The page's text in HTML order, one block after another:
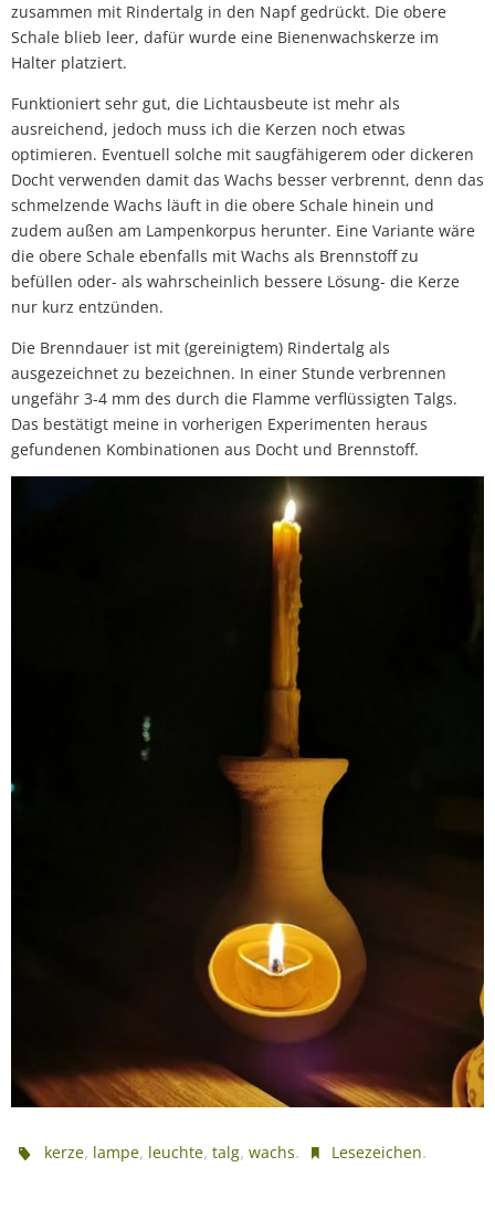
zusammen mit Rindertalg in den Napf gedrückt. Die obere
Schale blieb leer, dafür wurde eine Bienenwachskerze im
Halter platziert.
Funktioniert sehr gut, die Lichtausbeute ist mehr als
ausreichend, jedoch muss ich die Kerzen noch etwas
optimieren. Eventuell solche mit saugfähigerem oder dickeren
Docht verwenden damit das Wachs besser verbrennt, denn das
schmelzende Wachs läuft in die obere Schale hinein und
zudem außen am Lampenkorpus herunter. Eine Variante wäre
die obere Schale ebenfalls mit Wachs als Brennstoff zu
befüllen oder- als wahrscheinlich bessere Lösung- die Kerze
nur kurz entzünden.
Die Brenndauer ist mit (gereinigtem) Rindertalg als
ausgezeichnet zu bezeichnen. In einer Stunde verbrennen
ungefähr 3-4 mm des durch die Flamme verflüssigten Talgs.
Das bestätigt meine in vorherigen Experimenten heraus
gefundenen Kombinationen aus Docht und Brennstoff.
kerze, lampe, leuchte,talg,wachs. Lesezeichen.